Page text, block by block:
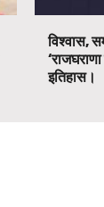
विश्वास,
इतिहास।